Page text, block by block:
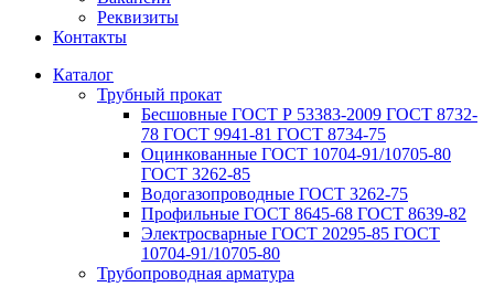
Реквизиты
Контакты
Каталог
Трубный прокат
Беcшовные ГОСТ Р 53383-2009 ГОСТ 8732-
78 ГОСТ 9941-81 ГОСТ 8734-75
Оцинкованные ГОСТ 10704-91/10705-80
ГОСТ 3262-85
Водогазопроводные ГОСТ 3262-75
Профильные ГОСТ 8645-68 ГОСТ 8639-82
Электросварные ГОСТ 20295-85 ГОСТ
10704-91/10705-80
Трубопроводная арматура